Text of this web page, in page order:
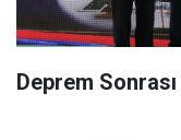
Deprem